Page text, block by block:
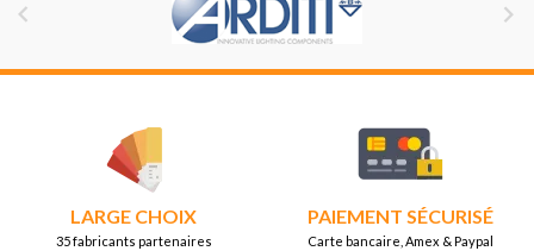
 
LARGE CHOIX
35 fabricants partenaires
PAIEMENT SÉCURISÉ
Carte bancaire, Amex & Paypal